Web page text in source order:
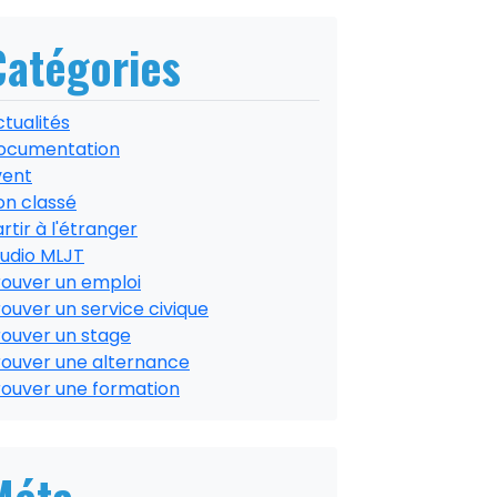
classé
à l'étranger
MLJT
un emploi
un service civique
un stage
une alternance
une formation